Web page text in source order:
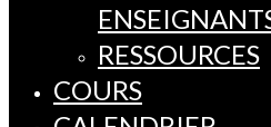
RESSOURCES
COURS